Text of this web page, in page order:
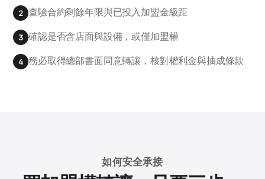
2 查驗合約剩餘年限與已投入加盟金級距
3 確認是否含店面與設備，或僅加盟權
4 務必取得總部書面同意轉讓，核對權利金與抽成條款
如何安全承接